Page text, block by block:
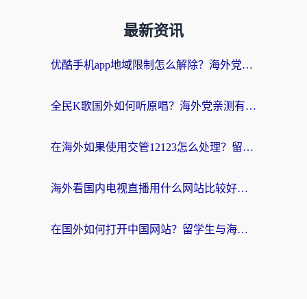
最新资讯
优酷手机app地域限制怎么解除？海外党亲测有效的追剧方案
全民K歌国外如何听原唱？海外党亲测有效的回国加速器选择指南
在海外如果使用交管12123怎么处理？留学生亲测有效的回国加速方案
海外看国内电视直播用什么网站比较好？一篇解决你所有追剧难题的实用指南
在国外如何打开中国网站？留学生与海外华人的无缝访问指南